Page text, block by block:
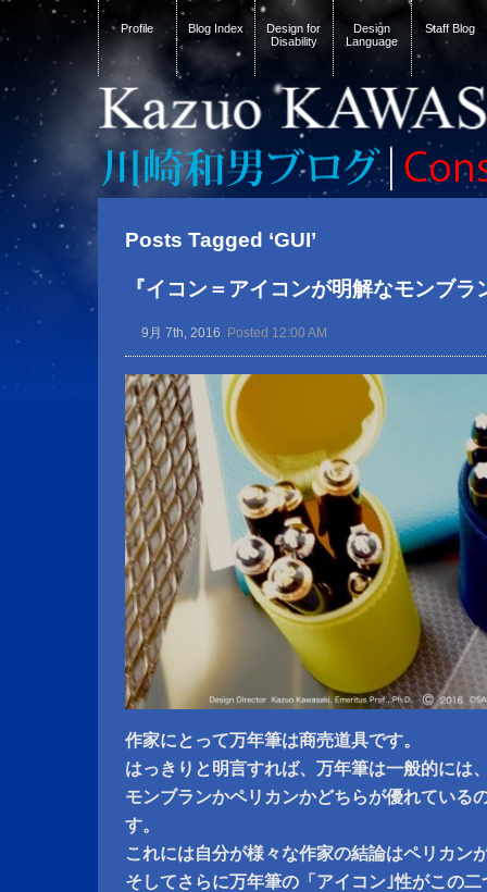
Profile Blog Index
Design for
Disability
Design
Language
Staff Blog
Posts Tagged ‘GUI’
『イコン＝アイコンが明解なモンブラ
9月 7th, 2016 Posted 12:00 AM
作家にとって万年筆は商売道具です。
はっきりと明言すれば、万年筆は一般的には
モンブランかペリカンかどちらが優れている
す。
これには自分が様々な作家の結論はペリカン
そしてさらに万年筆の「アイコン｣性がこの